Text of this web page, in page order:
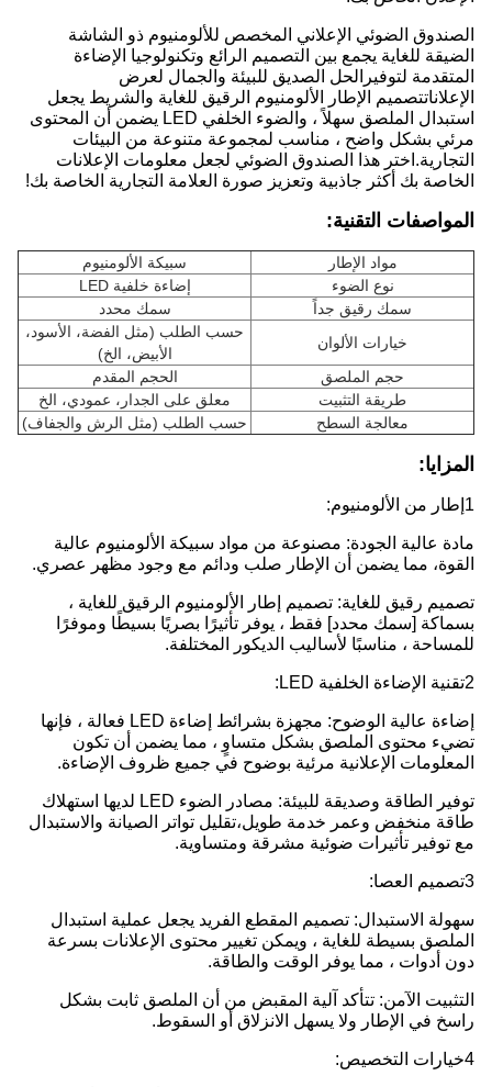
الصندوق الضوئي الإعلاني المخصص للألومنيوم ذو الشاشة
الضيقة للغاية يجمع بين التصميم الرائع وتكنولوجيا الإضاءة
المتقدمة لتوفيرالحل الصديق للبيئة والجمال لعرض
الإعلاناتتصميم الإطار الألومنيوم الرقيق للغاية والشريط يجعل
استبدال الملصق سهلاً ، والضوء الخلفي LED يضمن أن المحتوى
مرئي بشكل واضح ، مناسب لمجموعة متنوعة من البيئات
التجارية.اختر هذا الصندوق الضوئي لجعل معلومات الإعلانات
الخاصة بك أكثر جاذبية وتعزيز صورة العلامة التجارية الخاصة بك!
المواصفات التقنية:
مواد الإطار
سبيكة الألومنيوم
نوع الضوء
إضاءة خلفية LED
سمك رقيق جداً
سمك محدد
خيارات الألوان
حسب الطلب (مثل الفضة، الأسود،
الأبيض، الخ)
حجم الملصق
الحجم المقدم
طريقة التثبيت
معلق على الجدار، عمودي، الخ
معالجة السطح
حسب الطلب (مثل الرش والجفاف)
المزايا:
1إطار من الألومنيوم:
مادة عالية الجودة: مصنوعة من مواد سبيكة الألومنيوم عالية
القوة، مما يضمن أن الإطار صلب ودائم مع وجود مظهر عصري.
تصميم رقيق للغاية: تصميم إطار الألومنيوم الرقيق للغاية ،
بسماكة [سمك محدد] فقط ، يوفر تأثيرًا بصريًا بسيطًا وموفرًا
للمساحة ، مناسبًا لأساليب الديكور المختلفة.
2تقنية الإضاءة الخلفية LED:
إضاءة عالية الوضوح: مجهزة بشرائط إضاءة LED فعالة ، فإنها
تضيء محتوى الملصق بشكل متساوٍ ، مما يضمن أن تكون
المعلومات الإعلانية مرئية بوضوح في جميع ظروف الإضاءة.
توفير الطاقة وصديقة للبيئة: مصادر الضوء LED لديها استهلاك
طاقة منخفض وعمر خدمة طويل،تقليل تواتر الصيانة والاستبدال
مع توفير تأثيرات ضوئية مشرقة ومتساوية.
3تصميم العصا:
سهولة الاستبدال: تصميم المقطع الفريد يجعل عملية استبدال
الملصق بسيطة للغاية ، ويمكن تغيير محتوى الإعلانات بسرعة
دون أدوات ، مما يوفر الوقت والطاقة.
التثبيت الآمن: تتأكد آلية المقبض من أن الملصق ثابت بشكل
راسخ في الإطار ولا يسهل الانزلاق أو السقوط.
4خيارات التخصيص: